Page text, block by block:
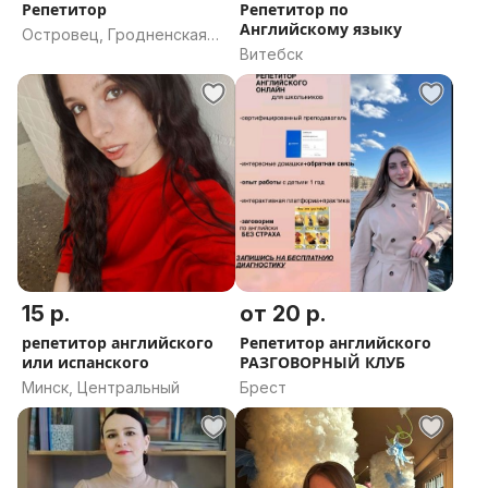
Репетитор
Островец, Гродненская
Репетитор по
Английскому языку
Витебск
15 р.
репетитор английского
или испанского
Минск, Центральный
от 20 р.
Репетитор английского
РАЗГОВОРНЫЙ КЛУБ
Брест